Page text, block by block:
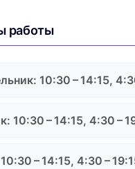
работы
10:30 – 14:15,
10:30 – 14:15, 4:30 –
– 14:15, 4:30 –